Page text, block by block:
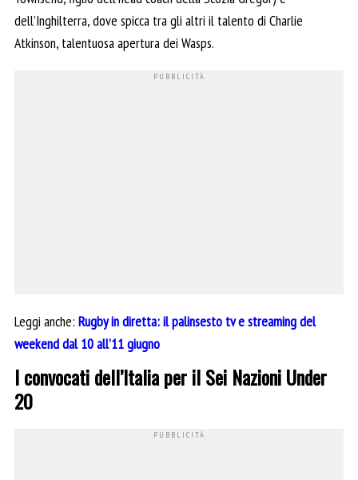
dell’Inghilterra, dove spicca tra gli altri il talento di Charlie
Atkinson, talentuosa apertura dei Wasps.
Leggi anche: Rugby in diretta: il palinsesto tv e streaming del
weekend dal 10 all’11 giugno
I convocati dell’Italia per il Sei Nazioni Under
20